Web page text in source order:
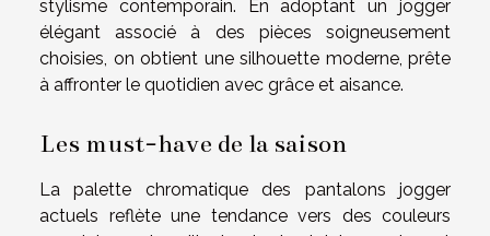
stylisme contemporain. En adoptant un jogger
élégant associé à des pièces soigneusement
choisies, on obtient une silhouette moderne, prête
à affronter le quotidien avec grâce et aisance.
Les must-have de la saison
La palette chromatique des pantalons jogger
actuels reflète une tendance vers des couleurs